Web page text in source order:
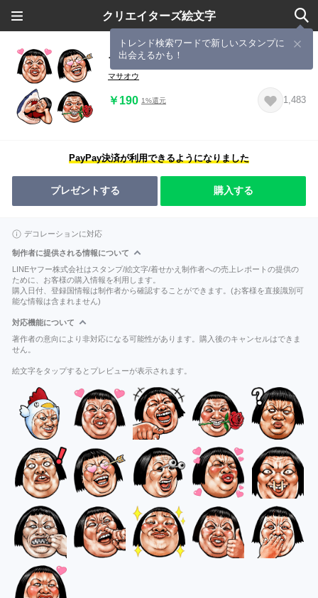
クリエイターズ絵文字
トレンド検索ワードで新しいスタンプに
出会えるかも！
ブス天狗絵文字
マサオウ
￥190 1%還元 1,483
PayPay決済が利用できるようになりました
プレゼントする 購入する
デコレーションに対応
制作者に提供される情報について
LINEヤフー株式会社はスタンプ/絵文字/着せかえ制作者への売上レポートの提供の
ために、お客様の購入情報を利用します。
購入日付、登録国情報は制作者から確認することができます。(お客様を直接識別可
能な情報は含まれません)
対応機能について
著作者の意向により非対応になる可能性があります。購入後のキャンセルはできま
せん。
絵文字をタップするとプレビューが表示されます。